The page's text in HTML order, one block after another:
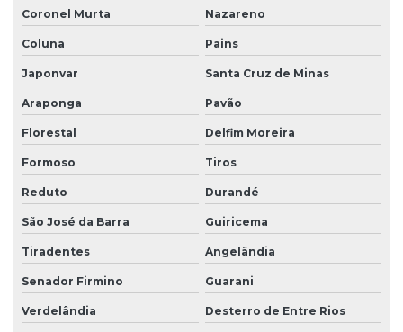
Coronel Murta Nazareno
Coluna Pains
Japonvar Santa Cruz de Minas
Araponga Pavão
Florestal Delfim Moreira
Formoso Tiros
Reduto Durandé
São José da Barra Guiricema
Tiradentes Angelândia
Senador Firmino Guarani
Verdelândia Desterro de Entre Rios